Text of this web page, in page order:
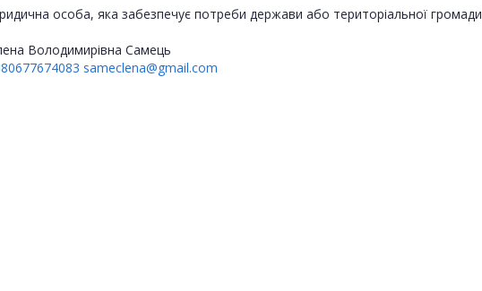
особа, яка забезпечує потреби держави або територіальної громади
Володимирівна Самець
sameclena@gmail.com